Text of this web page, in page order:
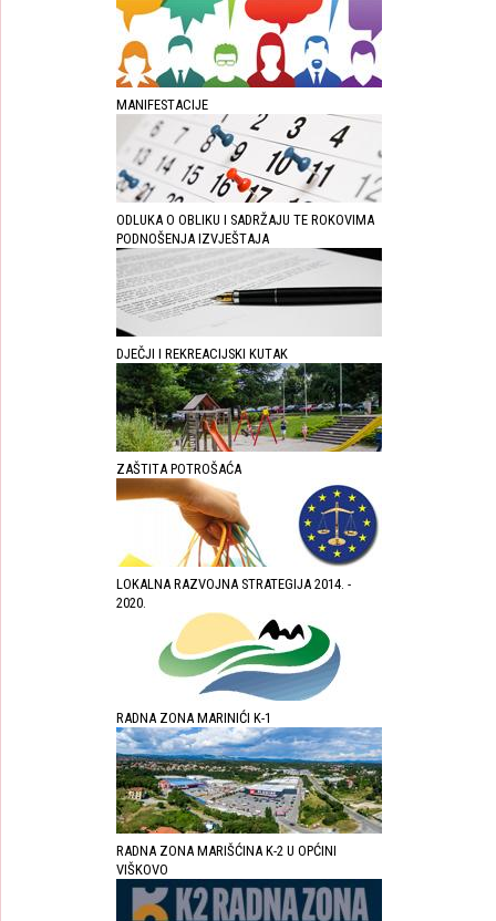
MANIFESTACIJE
ODLUKA O OBLIKU I SADRŽAJU TE ROKOVIMA
PODNOŠENJA IZVJEŠTAJA
DJEČJI I REKREACIJSKI KUTAK
ZAŠTITA POTROŠAĆA
LOKALNA RAZVOJNA STRATEGIJA 2014. -
2020.
RADNA ZONA MARINIĆI K-1
RADNA ZONA MARIŠĆINA K-2 U OPĆINI
VIŠKOVO